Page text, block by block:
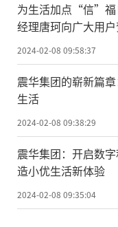
为生活加点“信”福
经理唐珂向广大用
2024-02-08 09:58:37
震华集团的崭新篇
生活
2024-02-08 09:38:29
震华集团：开启数
造小优生活新体验
2024-02-08 09:35:04